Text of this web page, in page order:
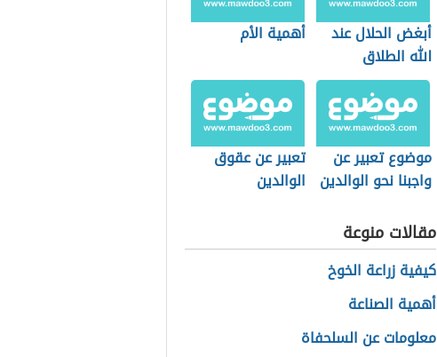
أبغض الحلال عند
الله الطلاق
أهمية الأم
موضوع تعبير عن
واجبنا نحو الوالدين
تعبير عن عقوق
الوالدين
مقالات منوعة
كيفية زراعة الخوخ
أهمية الصناعة
معلومات عن السلحفاة